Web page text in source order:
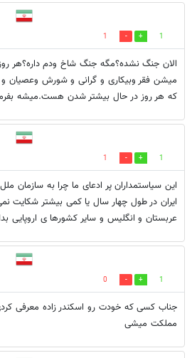
1
1
الان جنگ نشده؟مگه جنگ شاخ ودم داره؟هر
میشن فقر وبیکاری و گرانی و شورش
که هر روز در حال بیشتر شدن هست.میشه
1
1
این سیاستمداران پر ادعای ما چرا به سازمان
ایران در طول چهار سال یا کمی بیشتر شکایت
عربستان و انگلیس و سایر کشورها ی اروپایی
1
0
جناب کسی که خودت رو اسکندر زاده معرفی
مملکت میشی